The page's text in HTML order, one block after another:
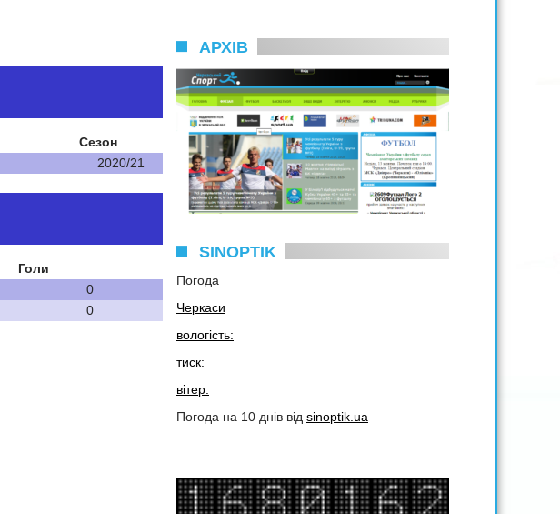
Сезон
2020/21
Голи
0
0
АРХІВ
SINOPTIK
Погода
Черкаси
вологість:
тиск:
вітер:
Погода на 10 днів від sinoptik.ua